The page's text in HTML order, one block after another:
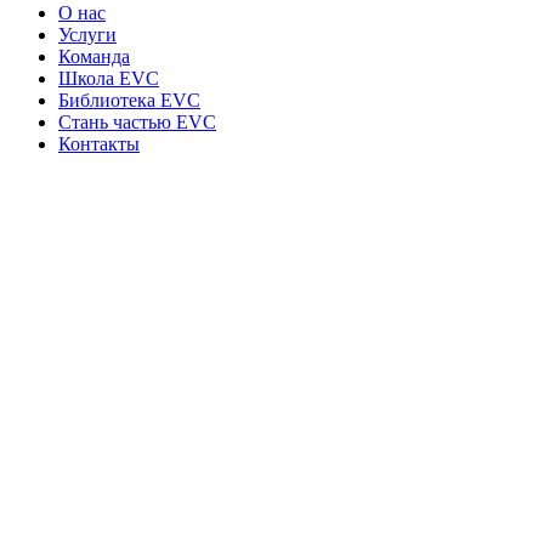
О нас
Услуги
Команда
Школа EVC
Библиотека EVC
Стань частью EVC
Контакты